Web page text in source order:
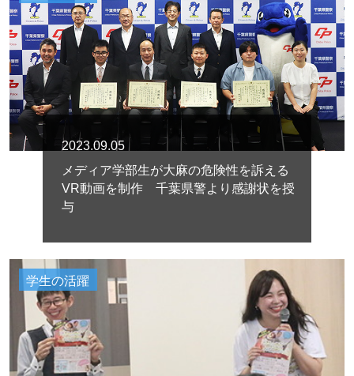
2023.09.05
メディア学部生が大麻の危険性を訴える
VR動画を制作 千葉県警より感謝状を授
与
学生の活躍